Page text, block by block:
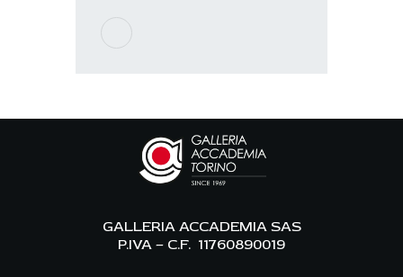
GALLERIA ACCADEMIA SAS
P.IVA – C.F. 11760890019